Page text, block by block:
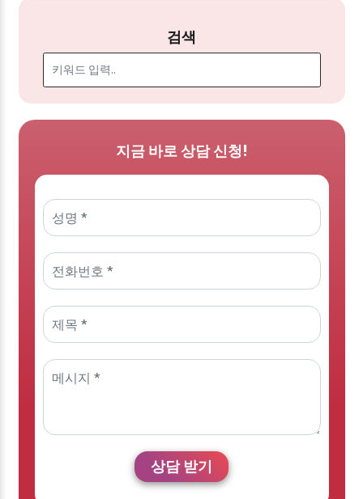
검색
지금 바로 상담 신청!
상담 받기